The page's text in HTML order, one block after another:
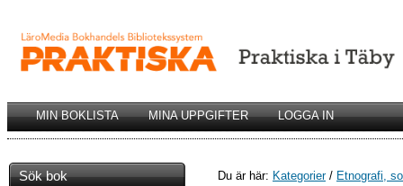
MIN BOKLISTA MINA UPPGIFTER LOGGA IN
Sök bok Du är här: Kategorier/ Etnografi,